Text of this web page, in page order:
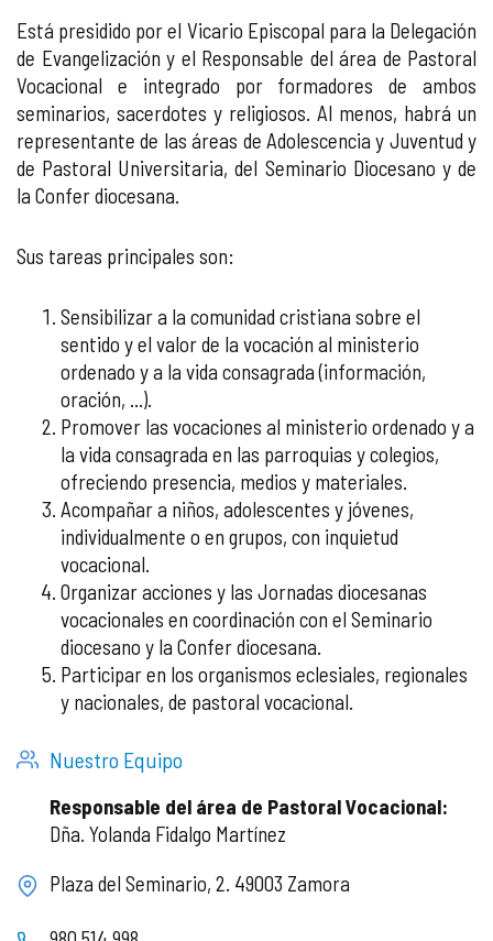
Está presidido por el Vicario Episcopal para la Delegación
de Evangelización y el Responsable del área de Pastoral
Vocacional e integrado por formadores de ambos
seminarios, sacerdotes y religiosos. Al menos, habrá un
representante de las áreas de Adolescencia y Juventud y
de Pastoral Universitaria, del Seminario Diocesano y de
la Confer diocesana.
Sus tareas principales son:
Sensibilizar a la comunidad cristiana sobre el
sentido y el valor de la vocación al ministerio
ordenado y a la vida consagrada (información,
oración, ...).
Promover las vocaciones al ministerio ordenado y a
la vida consagrada en las parroquias y colegios,
ofreciendo presencia, medios y materiales.
Acompañar a niños, adolescentes y jóvenes,
individualmente o en grupos, con inquietud
vocacional.
Organizar acciones y las Jornadas diocesanas
vocacionales en coordinación con el Seminario
diocesano y la Confer diocesana.
Participar en los organismos eclesiales, regionales
y nacionales, de pastoral vocacional.
Nuestro Equipo
Responsable del área de Pastoral Vocacional:
Dña. Yolanda Fidalgo Martínez
Plaza del Seminario, 2. 49003 Zamora